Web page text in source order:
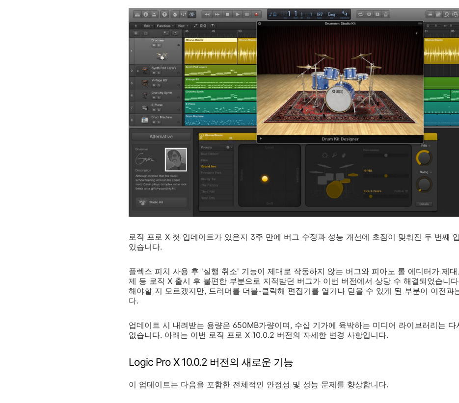
로직 프로 X 첫 업데이트가 있은지 3주 만에 버그 수정과 성능 개선에 초점이 맞춰진 두 번째
있습니다.
플렉스 피치 사용 후 '실행 취소' 기능이 제대로 작동하지 않는 버그와 피아노 롤 에디터가 제
제 등 로직 X 출시 후 불편한 부분으로 지적받던 버그가 이번 버전에서 상당 수 해결되었습니
해야할 지 모르겠지만, 드러머를 더블-클릭해 편집기를 열거나 닫을 수 있게 된 부분이 이전과
다.
업데이트 시 내려받는 용량은 650MB가량이며, 수십 기가에 육박하는 미디어 라이브러리는
없습니다. 아래는 이번 로직 프로 X 10.0.2 버전의 자세한 변경 사항입니다.
Logic Pro X 10.0.2 버전의 새로운 기능
이 업데이트는 다음을 포함한 전체적인 안정성 및 성능 문제를 향상합니다.